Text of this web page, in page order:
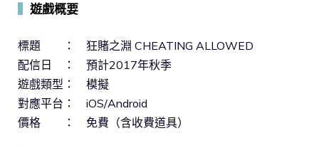
遊戲概要
標題 ： 狂賭之淵 CHEATING ALLOWED
配信日 ： 預計2017年秋季
遊戲類型： 模擬
對應平台： iOS/Android
價格 ： 免費（含收費道具）